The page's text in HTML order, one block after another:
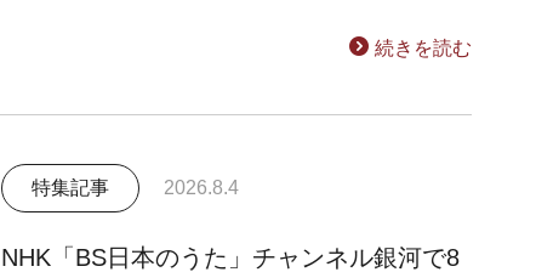
続きを読む
特集記事 2026.8.4
NHK「BS日本のうた」チャンネル銀河で8